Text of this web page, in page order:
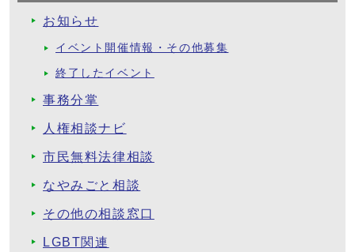
お知らせ
イベント開催情報・その他募集
終了したイベント
事務分掌
人権相談ナビ
市民無料法律相談
なやみごと相談
その他の相談窓口
LGBT関連